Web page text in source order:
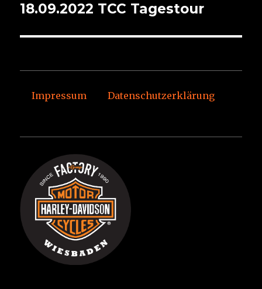
Nächster
18.09.2022 TCC Tagestour
Impressum Datenschutzerklärung